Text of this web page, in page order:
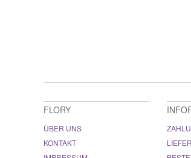
FLORY
ÜBER UNS
KONTAKT